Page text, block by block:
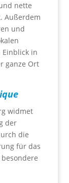
nette
Außerdem
und
Einblick in
ganze Ort
widmet
der
die
für das